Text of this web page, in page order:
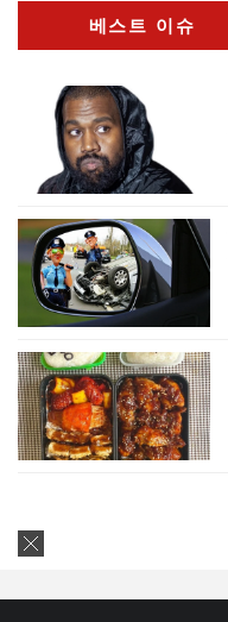
베스트 이슈